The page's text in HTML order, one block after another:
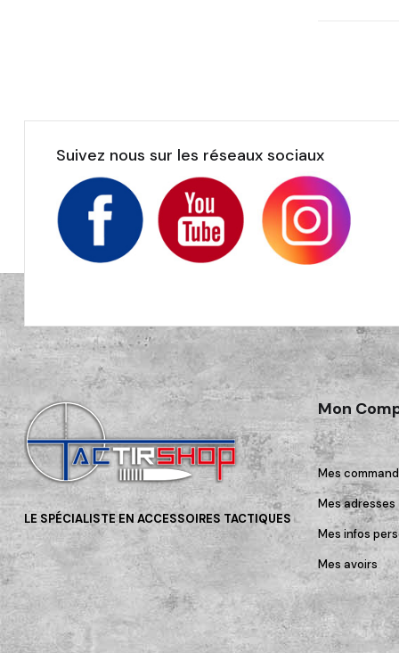
Suivez nous sur les réseaux sociaux
LE SPÉCIALISTE EN ACCESSOIRES TACTIQUES
Mon
Mes
Mes adresses
Mes infos
Mes avoirs